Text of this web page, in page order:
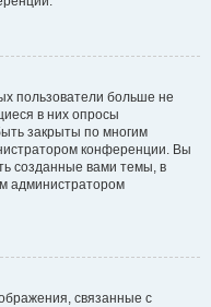
пользователи больше не
в них опросы
закрыты по многим
конференции. Вы
созданные вами темы, в
администратором
связанные с